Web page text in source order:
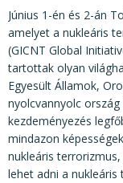
E-ÜGYINTÉZÉS
Június 1-én és 2-án
amelyet a nukleáris
(GICNT Global
tartottak olyan
Egyesült Államok,
nyolcvannyolc
kezdeményezés
mindazon
nukleáris
lehet adni a nukleáris